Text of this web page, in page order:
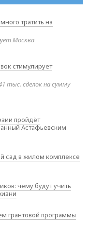
тратить на
Москва
стимулирует
тыс. сделок на сумму
пройдёт
Астафьевским
сад в жилом комплексе
чему будут учить
грантовой программы